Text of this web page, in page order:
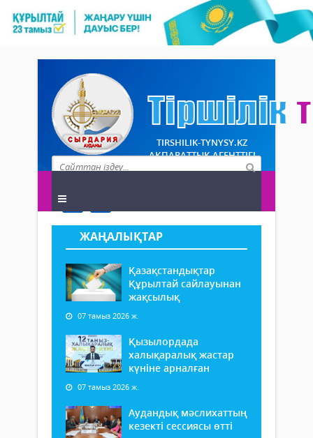
TIRSHILIK-TYNYSY.KZ
АҚПАРАТТЫҚ АГЕНТТІГІ
ЖАҢАЛЫҚТАР
Қазақстандықтар
Құрылтай сайлауынан
жақсылық
07 тамыз 2026 ж.
Қызылордада
халықаралық жастар
күніне арналған
07 тамыз 2026 ж.
Аудандық мәслихаттың
кезекті сессиясы өтті